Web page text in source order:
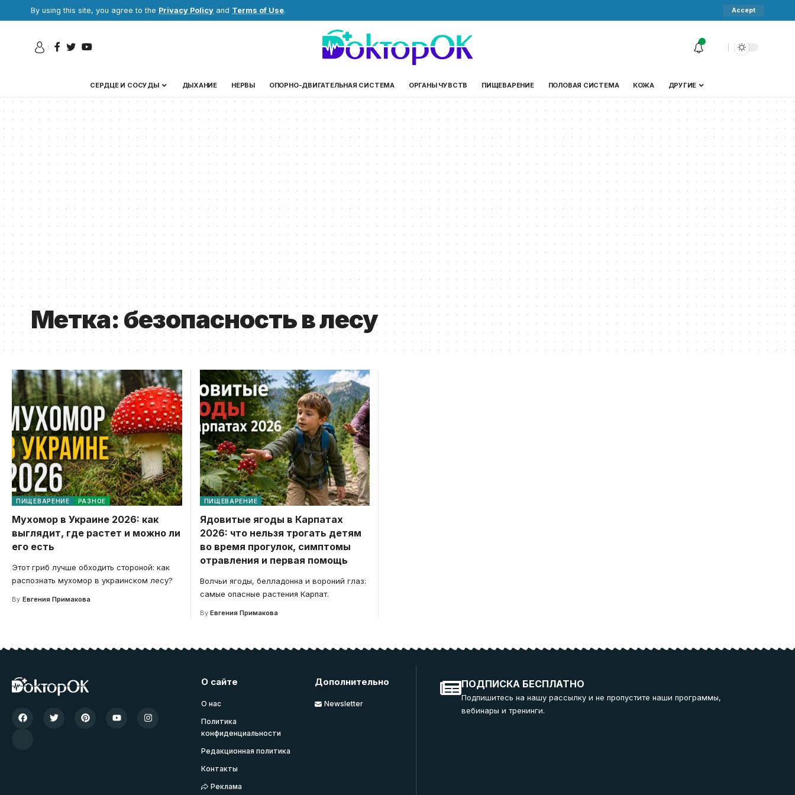
By using this site, you agree to the Privacy Policy and Terms of Use. Accept
СЕРДЦЕ И СОСУДЫ ДЫХАНИЕ НЕРВЫ ОПОРНО-ДВИГАТЕЛЬНАЯ СИСТЕМА ОРГАНЫ ЧУВСТВ ПИЩЕВАРЕНИЕ ПОЛОВАЯ СИСТЕМА КОЖА ДРУГИЕ
Метка:безопасность в лесу
ПИЩЕВАРЕНИЕ РАЗНОЕ
Мухомор в Украине 2026: как
выглядит, где растет и можно ли
его есть
Этот гриб лучше обходить стороной: как
распознать мухомор в украинском лесу?
By Евгения Примакова
ПИЩЕВАРЕНИЕ
Ядовитые ягоды в Карпатах
2026: что нельзя трогать детям
во время прогулок, симптомы
отравления и первая помощь
Волчьи ягоды, белладонна и вороний глаз:
самые опасные растения Карпат.
By Евгения Примакова
О сайте
О нас
Политика
конфиденциальности
Редакционная политика
Контакты
Реклама
Дополнительно
Newsletter
ПОДПИСКА БЕСПЛАТНО
Подпишитесь на нашу рассылку и не пропустите наши программы,
вебинары и тренинги.